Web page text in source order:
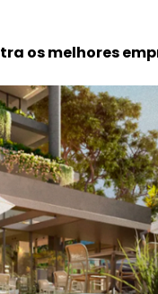
os melhores